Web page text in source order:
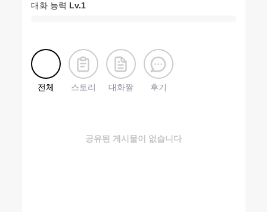
대화 능력 Lv.1
전체 스토리 대화짤 후기
공유된 게시물이 없습니다